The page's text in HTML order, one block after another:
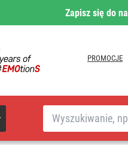
Zapisz się do
PROMOCJE
Szukaj